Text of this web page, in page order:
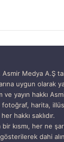
Medya A.Ş
uygun olarak
ve yayın hakkı
fotoğraf, harita,
her hakkı saklıdır.
kısmı, her ne
dahi